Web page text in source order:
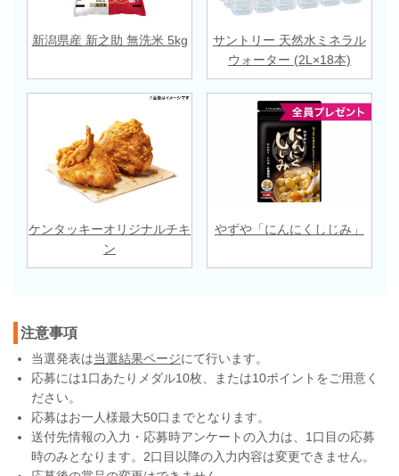
新潟県産 新之助 無洗米 5kg
サントリー 天然水ミネラル
ウォーター (2L×18本)
ケンタッキーオリジナルチキ
ン
やずや「にんにくしじみ」
注意事項
当選発表は当選結果ページにて行います。
応募には1口あたりメダル10枚、または10ポイントをご用意く
ださい。
応募はお一人様最大50口までとなります。
送付先情報の入力・応募時アンケートの入力は、1口目の応募
時のみとなります。2口目以降の入力内容は変更できません。